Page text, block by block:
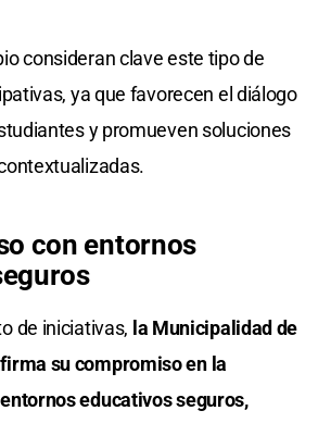
consideran clave este tipo de
ya que favorecen el diálogo
y promueven soluciones
con entornos
de iniciativas, la Municipalidad de
su compromiso en la
educativos seguros,